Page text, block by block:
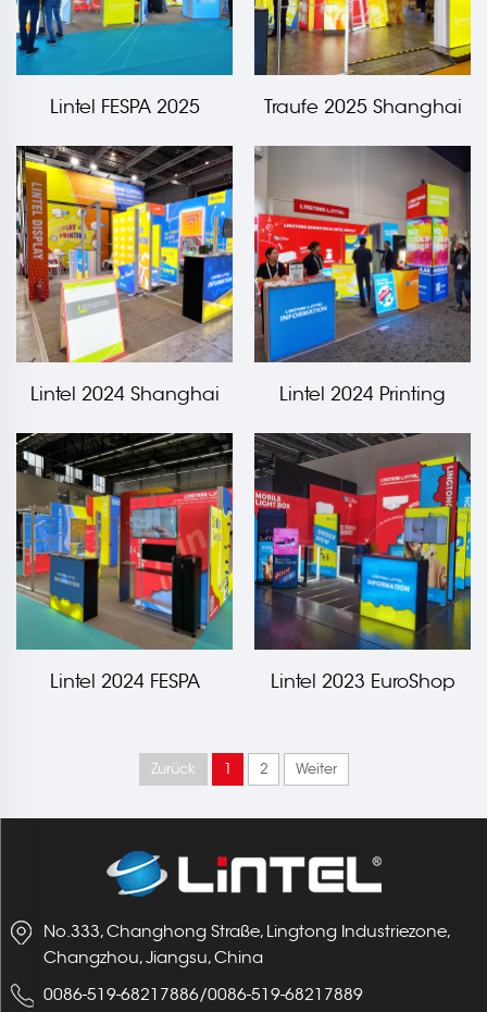
Lintel FESPA 2025
Leuchtkastenstand
Traufe 2025 Shanghai
Veranstaltung
Lintel 2024 Shanghai
Veranstaltung
Lintel 2024 Printing
Lintel 2024 FESPA
Lintel 2023 EuroShop
Zurück 1 2 Weiter
No.333, Changhong Straße, Lingtong Industriezone,
Changzhou, Jiangsu, China
0086-519-68217886/0086-519-68217889